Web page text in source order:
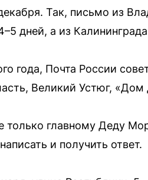
Так, письмо из
дней, а из
года, Почта России
Великий Устюг,
главному Деду
и получить ответ.